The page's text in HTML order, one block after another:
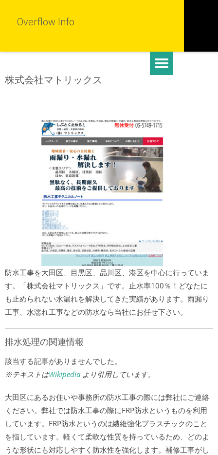
Overflow Info
株式会社マトリックス
防水工事を大田区、目黒区、品川区、港区を中心に行っていま
す。「株式会社マトリックス」です。止水率100％！どなたに
も止められない水漏れを解決してきた実績があります。雨漏り
工事、水濡れ工事などの防水なら当社にお任せ下さい。
排水処理の関連情報
該当する記事がありませんでした。
※テキストはWikipedia より引用しています。
大田区にあるお住いや事務所の防水工事の際には弊社にご連絡
ください。弊社では防水工事の際にFRP防水というものを利用
しています。FRP防水というのは繊維強化プラスチックのこと
を指しています。軽くて柔軟な性質を持っているため、どのよ
うな形状にも対応しやすく防水性を強化します。補修工事がし